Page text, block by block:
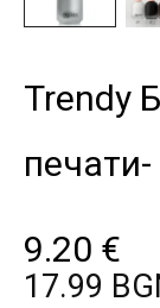
Trendy
9.20 €
17.99